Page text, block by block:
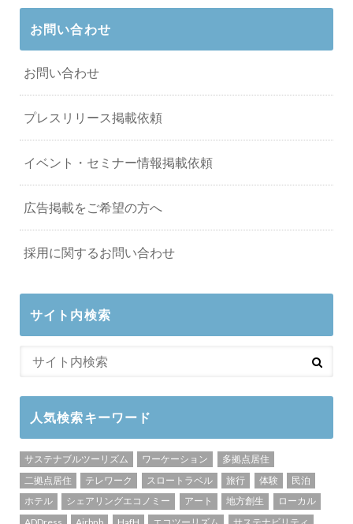
お問い合わせ
お問い合わせ
プレスリリース掲載依頼
イベント・セミナー情報掲載依頼
広告掲載をご希望の方へ
採用に関するお問い合わせ
サイト内検索
人気検索キーワード
サステナブルツーリズム ワーケーション
多拠点居住
二拠点居住
テレワーク スロートラベル 旅行 体験
民泊
ホテル
シェアリングエコノミー アート 地方創生
ローカル